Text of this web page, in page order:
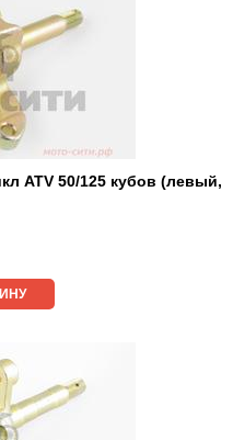
ATV 50/125 кубов (левый,